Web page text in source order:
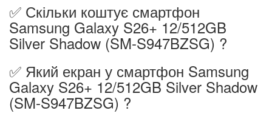
✅ Скільки коштує смартфон
Samsung Galaxy S26+ 12/512GB
Silver Shadow (SM-S947BZSG) ?
✅ Який екран у смартфон Samsung
Galaxy S26+ 12/512GB Silver Shadow
(SM-S947BZSG) ?